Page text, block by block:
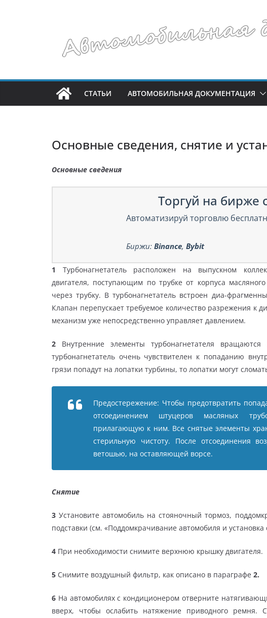
СТАТЬИ АВТОМОБИЛЬНАЯ ДОКУМЕНТАЦИЯ
Основные сведения, снятие и
Основные сведения
Торгуй на бирже
Автоматизируй торговлю
Биржи: Binance, Bybit
1
Турбонагнетатель расположен на выпускном
двигателя, поступающим по трубке от корпуса
через трубку. В турбонагнетатель встроен диа-
Клапан перепускает требуемое количество разрежения к
механизм уже непосредственно управляет давлением.
2 Внутренние элементы турбонагнетателя
турбонагнетатель очень чувствителен к попаданию
грязи попадут на лопатки турбины, то лопатки могут
Предостережение: Чтобы предотвратить
отсоединением штуцеров масляных
прилагающую к ним. Все снятые элементы
стерильную чистоту. После отсоединения
ветошью, на оставляющей ворсе.
Снятие
3 Установите автомобиль на стояночный тормоз,
подставки (см. «Поддомкрачивание автомобиля и
4 При необходимости снимите верхнюю крышку двигателя.
5 Снимите воздушный фильтр, как описано в параграфе 2.
6 На автомобилях с кондиционером отверните
вверх, чтобы ослабить натяжение приводного ремня.